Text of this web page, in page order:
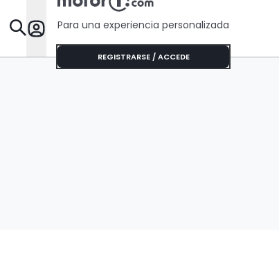
Para una experiencia personalizada
REGISTRARSE / ACCEDE